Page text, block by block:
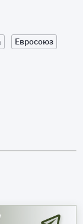
Евросоюз